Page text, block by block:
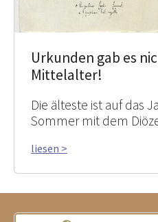
Urkunden gab es
Mittelalter!
Die älteste ist auf das
Sommer mit dem
liesen >